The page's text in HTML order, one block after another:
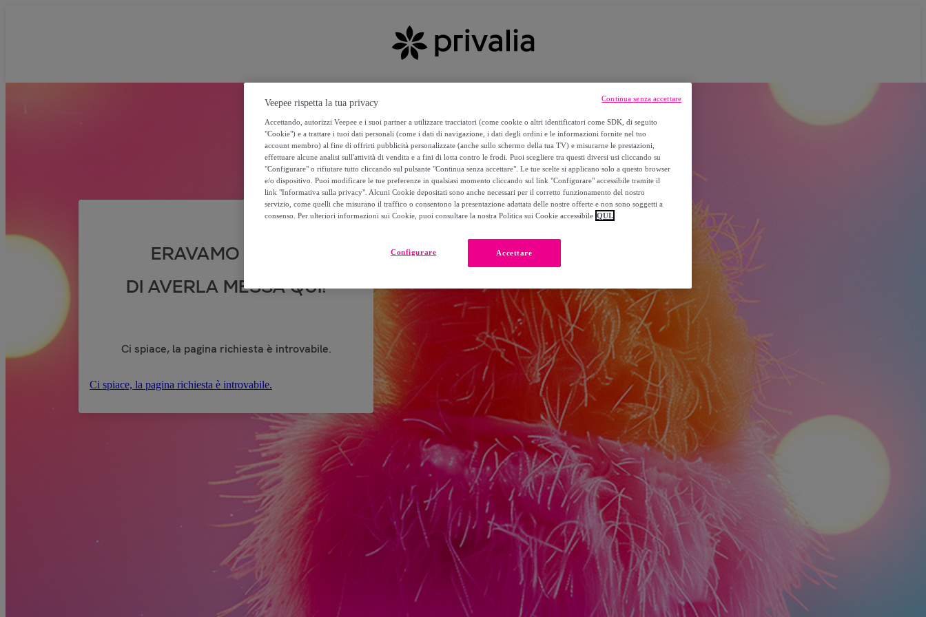
ERAVAMO SICURI
DI AVERLA MESSA QUI!
Ci spiace, la pagina richiesta è introvabile.
Ci spiace, la pagina richiesta è introvabile.
Veepee rispetta la tua privacy
Accettando, autorizzi Veepee e i suoi partner a utilizzare tracciatori (come cookie o altri identificatori come SDK, di seguito
"Cookie") e a trattare i tuoi dati personali (come i dati di navigazione, i dati degli ordini e le informazioni fornite nel tuo
account membro) al fine di offrirti pubblicità personalizzate (anche sullo schermo della tua TV) e misurarne le prestazioni,
effettuare alcune analisi sull'attività di vendita e a fini di lotta contro le frodi. Puoi scegliere tra questi diversi usi cliccando su
"Configurare" o rifiutare tutto cliccando sul pulsante "Continua senza accettare". Le tue scelte si applicano solo a questo browser
e/o dispositivo. Puoi modificare le tue preferenze in qualsiasi momento cliccando sul link "Configurare" accessibile tramite il
link "Informativa sulla privacy". Alcuni Cookie depositati sono anche necessari per il corretto funzionamento del nostro
servizio, come quelli che misurano il traffico o consentono la presentazione adattata delle nostre offerte e non sono soggetti a
consenso. Per ulteriori informazioni sui Cookie, puoi consultare la nostra Politica sui Cookie accessibile QUI.
Accettare
Configurare
Continua senza accettare